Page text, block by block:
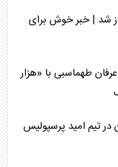
حقوق فروردین ۱۴۰۵ آغاز شد | خبر خوش برای
طهماسبی با «هزار
تیم امید پرسپولیس